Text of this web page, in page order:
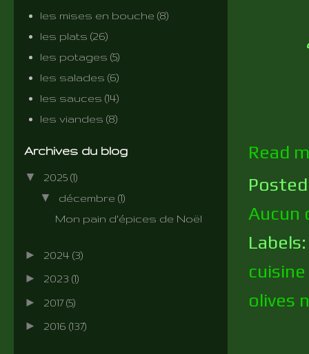
Read
Aucun
olives
les mises en bouche (8)
les plats (26)
les potages (5)
les salades (6)
les sauces (14)
les viandes (8)
Archives du blog
▼ 2025 (1)
▼ décembre (1)
Mon pain d'épices de Noël
► 2024 (3)
► 2023 (1)
► 2017 (5)
► 2016 (137)